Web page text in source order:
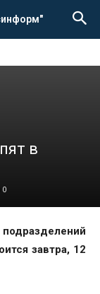
в
0
завтра, 12